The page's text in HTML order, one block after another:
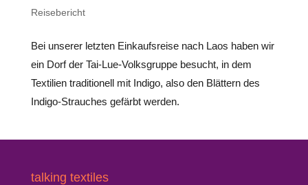
Reisebericht
Bei unserer letzten Einkaufsreise nach Laos haben wir
ein Dorf der Tai-Lue-Volksgruppe besucht, in dem
Textilien traditionell mit Indigo, also den Blättern des
Indigo-Strauches gefärbt werden.
talking textiles